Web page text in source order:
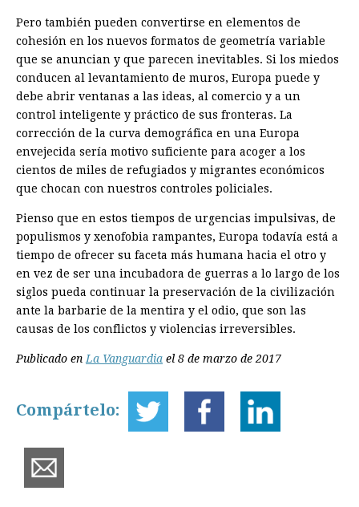
Pero también pueden convertirse en elementos de
cohesión en los nuevos formatos de geometría variable
que se anuncian y que parecen inevitables. Si los miedos
conducen al levantamiento de muros, Europa puede y
debe abrir ventanas a las ideas, al comercio y a un
control inteligente y práctico de sus fronteras. La
corrección de la curva demográfica en una Europa
envejecida sería motivo suficiente para acoger a los
cientos de miles de refugiados y migrantes económicos
que chocan con nuestros controles policiales.
Pienso que en estos tiempos de urgencias impulsivas, de
populismos y xenofobia rampantes, Europa todavía está a
tiempo de ofrecer su faceta más humana hacia el otro y
en vez de ser una incubadora de guerras a lo largo de los
siglos pueda continuar la preservación de la civilización
ante la barbarie de la mentira y el odio, que son las
causas de los conflictos y violencias irreversibles.
Publicado en La Vanguardia el 8 de marzo de 2017
Compártelo: